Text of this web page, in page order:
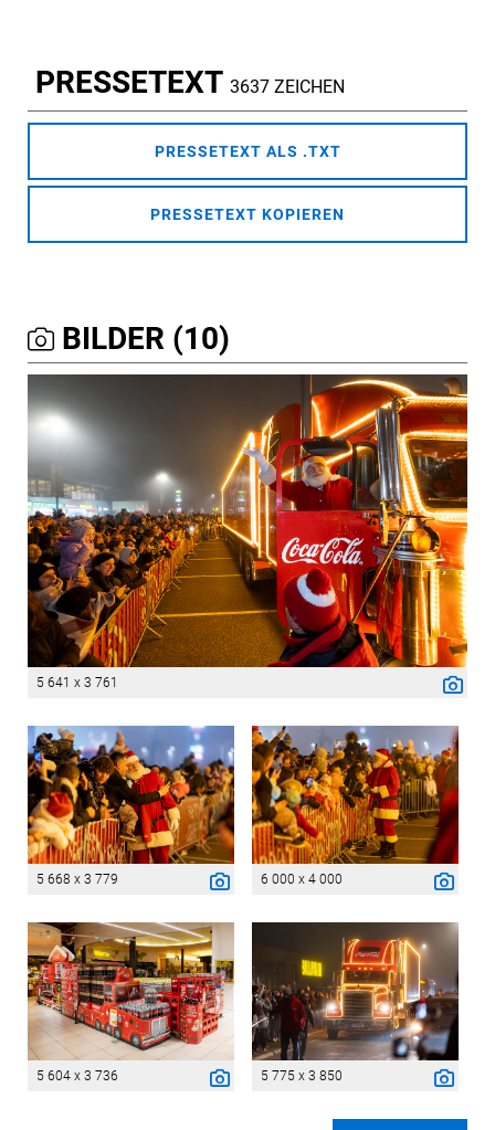
PRESSETEXT 3637 ZEICHEN
PRESSETEXT ALS .TXT
PRESSETEXT KOPIEREN
BILDER (10)
5 641 x 3 761
5 668 x 3 779 6 000 x 4 000
5 604 x 3 736 5 775 x 3 850